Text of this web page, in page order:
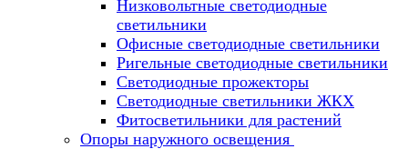
Низковольтные светодиодные
светильники
Офисные светодиодные светильники
Ригельные светодиодные светильники
Светодиодные прожекторы
Светодиодные светильники ЖКХ
Фитосветильники для растений
Опоры наружного освещения